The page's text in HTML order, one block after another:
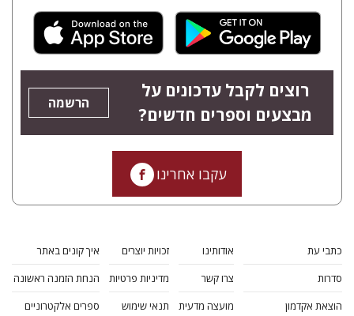
רוצים לקבל עדכונים על
מבצעים וספרים חדשים?
הרשמה
עקבו אחרינו
כתבי עת
סדרות
הוצאת אקדמון
אודותינו
צרו קשר
מועצה מדעית
זכויות יוצרים
מדיניות פרטיות
תנאי שימוש
איך קונים באתר
הנחת הזמנה ראשונה
ספרים אלקטרוניים